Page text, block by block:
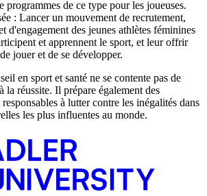
programmes de ce type pour les joueuses.
: Lancer un mouvement de recrutement,
d'engagement des jeunes athlètes féminines
et apprennent le sport, et leur offrir
jouer et de se développer.
en sport et santé ne se contente pas de
la réussite. Il prépare également des
à lutter contre les inégalités dans
les plus influentes au monde.